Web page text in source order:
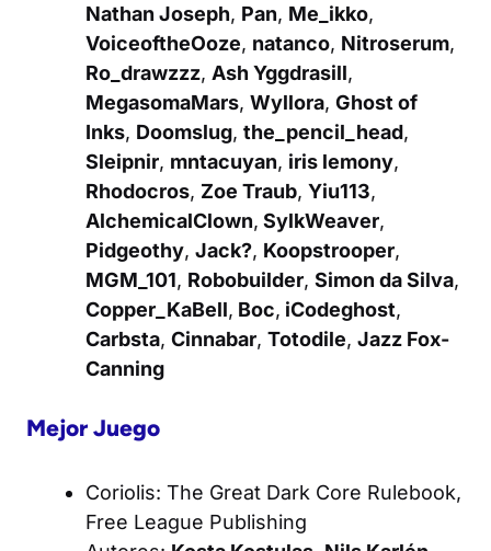
Nathan Joseph, Pan, Me_ikko,
VoiceoftheOoze, natanco, Nitroserum,
Ro_drawzzz, Ash Yggdrasill,
MegasomaMars, Wyllora, Ghost of
Inks, Doomslug, the_pencil_head,
Sleipnir, mntacuyan, iris lemony,
Rhodocros, Zoe Traub, Yiu113,
AlchemicalClown, SylkWeaver,
Pidgeothy, Jack?, Koopstrooper,
MGM_101, Robobuilder, Simon da Silva,
Copper_KaBell, Boc, iCodeghost,
Carbsta, Cinnabar, Totodile, Jazz Fox-
Canning
Mejor Juego
Coriolis: The Great Dark Core Rulebook,
Free League Publishing